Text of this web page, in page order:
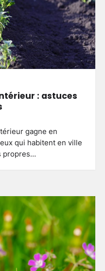
: astuces
gagne en
qui habitent en ville
propres…